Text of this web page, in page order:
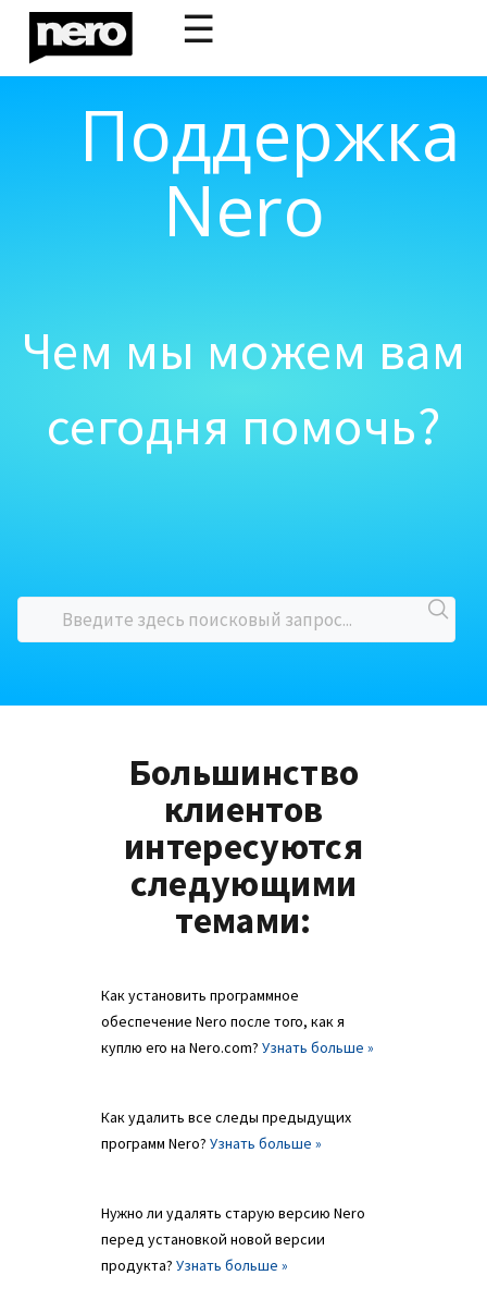
☰
Поддержка
Nero
Чем мы можем вам
сегодня помочь?
Большинство
клиентов
интересуются
следующими
темами:
Как установить программное
обеспечение Nero после того, как я
куплю его на Nero.com? Узнать больше »
Как удалить все следы предыдущих
программ Nero? Узнать больше »
Нужно ли удалять старую версию Nero
перед установкой новой версии
продукта? Узнать больше »